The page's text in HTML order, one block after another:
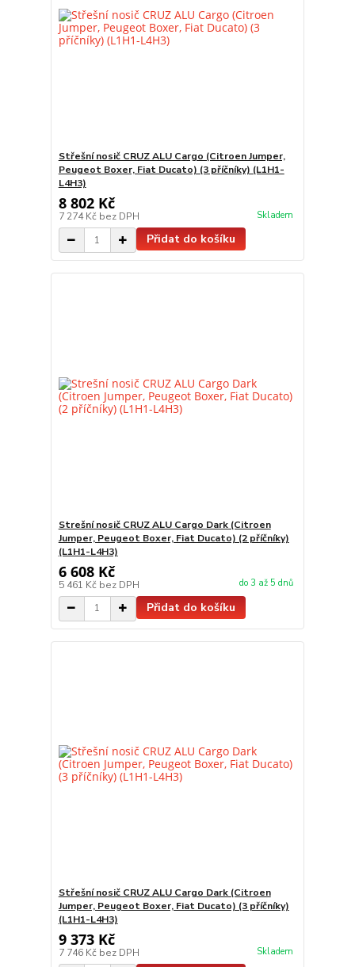
Střešní nosič CRUZ ALU Cargo (Citroen Jumper,
Peugeot Boxer, Fiat Ducato) (3 příčníky) (L1H1-
L4H3)
8 802 Kč
7 274 Kč bez DPH Skladem
Přidat do košíku
Strešní nosič CRUZ ALU Cargo Dark (Citroen
Jumper, Peugeot Boxer, Fiat Ducato) (2 příčníky)
(L1H1-L4H3)
6 608 Kč
5 461 Kč bez DPH do 3 až 5 dnů
Přidat do košíku
Střešní nosič CRUZ ALU Cargo Dark (Citroen
Jumper, Peugeot Boxer, Fiat Ducato) (3 příčníky)
(L1H1-L4H3)
9 373 Kč
7 746 Kč bez DPH Skladem